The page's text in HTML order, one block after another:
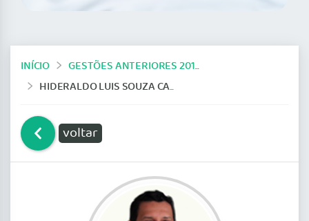
INÍCIO
GESTÕES ANTERIORES 2014-2019
HIDERALDO LUIS SOUZA CABEÇA
voltar